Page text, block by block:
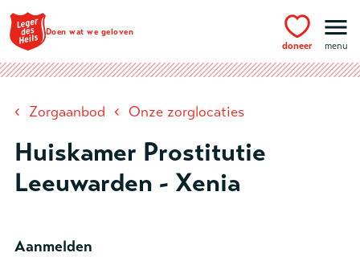
Ga naar hoofdinhoud
Doen wat we geloven
doneer menu
‹ Zorgaanbod ‹ Onze zorglocaties
Huiskamer Prostitutie
Leeuwarden - Xenia
Aanmelden